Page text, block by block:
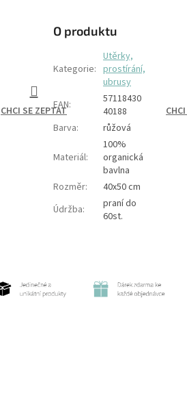
CHCI SE ZEPTAT
O produktu
Kategorie:
Utěrky,
prostírání,
ubrusy
EAN:
57118430
40188
Barva: růžová
Materiál:
100%
organická
bavlna
Rozměr:
40x50 cm
Údržba:
praní do
60st.